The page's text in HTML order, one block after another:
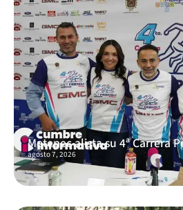
Metepec alista su 4ª Carrera
agosto 7, 2026